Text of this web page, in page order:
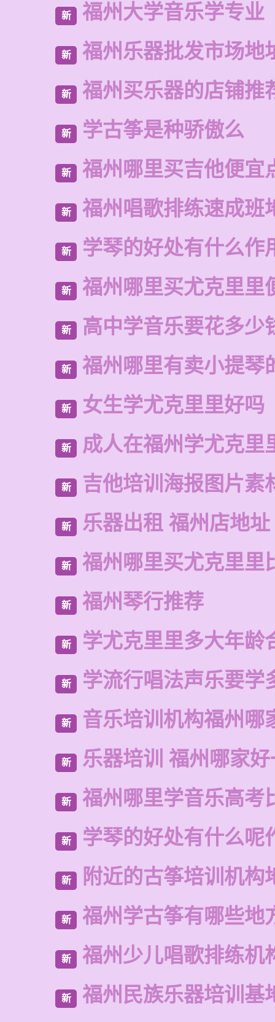
新 福州大学音乐学专业
新 福州乐器批发市场地
新 福州买乐器的店铺推
新 学古筝是种骄傲么
新 福州哪里买吉他便宜
新 福州唱歌排练速成班
新 学琴的好处有什么作
新 福州哪里买尤克里里
新 高中学音乐要花多少
新 福州哪里有卖小提琴
新 女生学尤克里里好吗
新 成人在福州学尤克里
新 吉他培训海报图片素
新 乐器出租 福州店地址
新 福州哪里买尤克里里
新 福州琴行推荐
新 学尤克里里多大年龄
新 学流行唱法声乐要学
新 音乐培训机构福州哪
新 乐器培训 福州哪家
新 福州哪里学音乐高考
新 学琴的好处有什么呢
新 附近的古筝培训机构
新 福州学古筝有哪些地
新 福州少儿唱歌排练机
新 福州民族乐器培训基